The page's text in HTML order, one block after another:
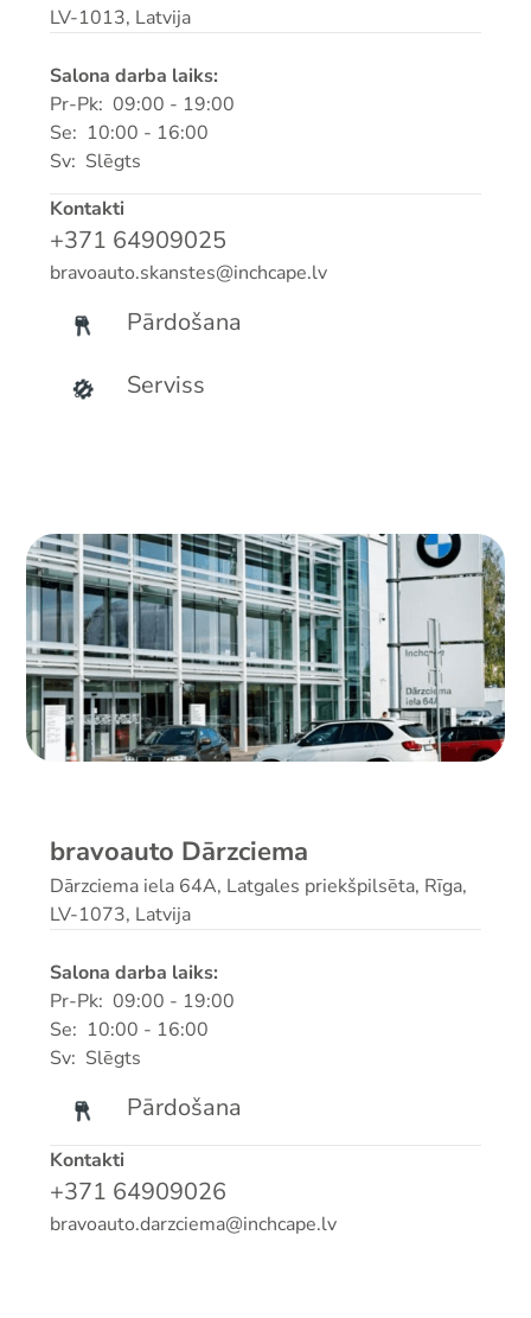
LV-1013, Latvija
Salona darba laiks:
Pr-Pk: 09:00 - 19:00
Se: 10:00 - 16:00
Sv: Slēgts
Pārdošana
Serviss
Kontakti
+371 64909025
bravoauto.skanstes@inchcape.lv
bravoauto Dārzciema
Dārzciema iela 64A, Latgales priekšpilsēta, Rīga,
LV-1073, Latvija
Salona darba laiks:
Pr-Pk: 09:00 - 19:00
Se: 10:00 - 16:00
Sv: Slēgts
Pārdošana
Kontakti
+371 64909026
bravoauto.darzciema@inchcape.lv